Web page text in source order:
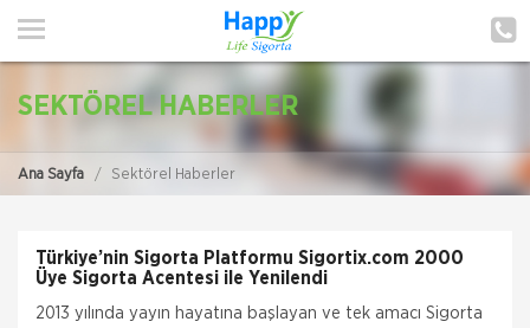
ANA SAYFA
POLIÇE HATIRLAT
SEKTÖREL HABERLER
Ana Sayfa Sektörel Haberler
Türkiye’nin Sigorta Platformu Sigortix.com 2000
Üye Sigorta Acentesi ile Yenilendi
2013 yılında yayın hayatına başlayan ve tek amacı Sigorta